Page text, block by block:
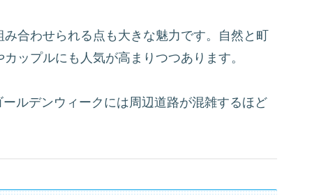
合わせられる点も大きな魅力です。自然と町
ップルにも人気が高まりつつあります。
ルデンウィークには周辺道路が混雑するほど